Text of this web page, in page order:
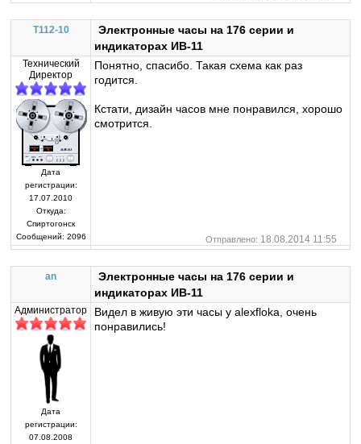
T112-10
Электронные часы на 176 серии и
индикаторах ИВ-11
Технический
Директор
Дата
регистрации:
17.07.2010
Откуда:
Спиртогонск
Сообщений: 2096
Понятно, спасибо. Такая схема как раз
годится.
Кстати, дизайн часов мне понравился, хорошо
смотрится.
Отправлено: 18.08.2014 11:55
an
Электронные часы на 176 серии и
индикаторах ИВ-11
Администратор
Дата
регистрации:
07.08.2008
Видел в живую эти часы у alexfloka, очень
понравились!